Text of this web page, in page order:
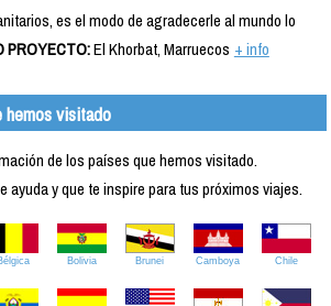
es el modo de agradecerle al mundo lo
PROYECTO:El Khorbat, Marruecos + info
hemos visitado
de los países que hemos visitado.
ayuda y que te inspire para tus próximos viajes.
Bolivia Brunei Camboya Chile